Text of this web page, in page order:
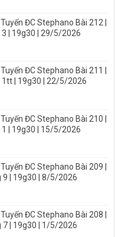
ĐC Stephano Bài 212 |
3 | 19g30 | 29/5/2026
ĐC Stephano Bài 211 |
1tt | 19g30 | 22/5/2026
ĐC Stephano Bài 210 |
1 | 19g30 | 15/5/2026
ĐC Stephano Bài 209 |
9 | 19g30 | 8/5/2026
ĐC Stephano Bài 208 |
7 | 19g30 | 1/5/2026